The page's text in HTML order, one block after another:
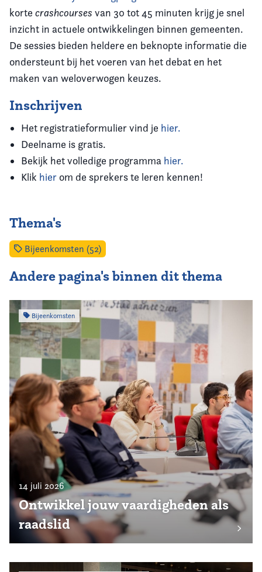
korte crashcourses van 30 tot 45 minuten krijg je snel
inzicht in actuele ontwikkelingen binnen gemeenten.
De sessies bieden heldere en beknopte informatie die
ondersteunt bij het voeren van het debat en het
maken van weloverwogen keuzes.
Inschrijven
Het registratieformulier vind je hier.
Deelname is gratis.
Bekijk het volledige programma hier.
Klik hier om de sprekers te leren kennen!
Thema's
Bijeenkomsten (52)
Andere pagina's binnen dit thema
Bijeenkomsten
14 juli 2026
Ontwikkel jouw vaardigheden als
raadslid